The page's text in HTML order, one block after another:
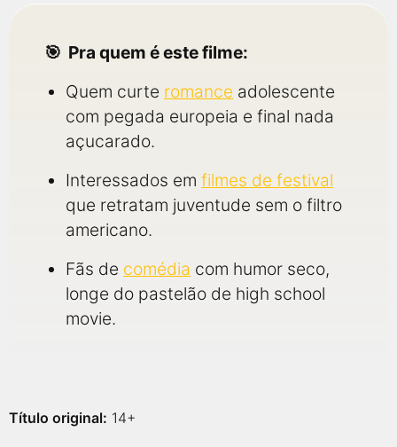
Pra quem é este filme:
Quem curte romance adolescente
com pegada europeia e final nada
açucarado.
Interessados em filmes de festival
que retratam juventude sem o filtro
americano.
Fãs de comédia com humor seco,
longe do pastelão de high school
movie.
Título original: 14+